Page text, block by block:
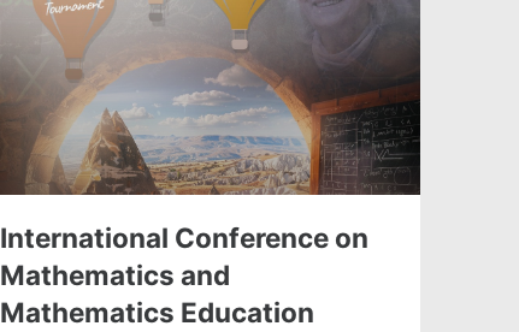
International Conference on
Mathematics and
Mathematics Education